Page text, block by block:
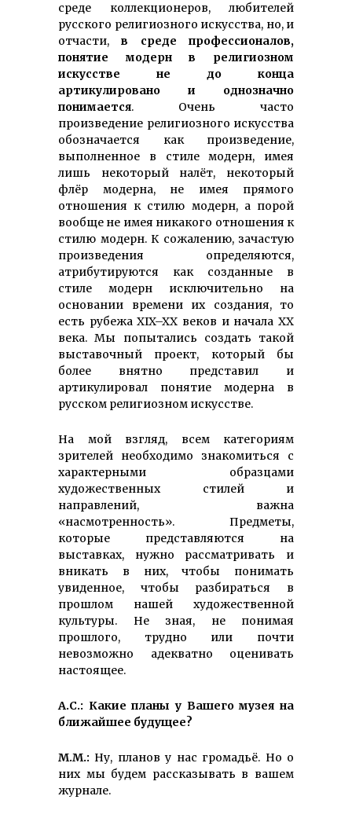
среде коллекционеров, любителей
русского религиозного искусства, но, и
отчасти,в среде профессионалов,
понятие модерн в религиозном
искусстве не до конца
артикулировано и однозначно
понимается. Очень часто
произведение религиозного искусства
обозначается как произведение,
выполненное в стиле модерн, имея
лишь некоторый налёт, некоторый
флёр модерна, не имея прямого
отношения к стилю модерн, а порой
вообще не имея никакого отношения к
стилю модерн. К сожалению, зачастую
произведения определяются,
атрибутируются как созданные в
стиле модерн исключительно на
основании времени их создания, то
есть рубежа XIX–XX веков и начала XX
века. Мы попытались создать такой
выставочный проект, который бы
более внятно представил и
артикулировал понятие модерна в
русском религиозном искусстве.
На мой взгляд, всем категориям
зрителей необходимо знакомиться с
характерными образцами
художественных стилей и
направлений, важна
«насмотренность». Предметы,
которые представляются на
выставках, нужно рассматривать и
вникать в них, чтобы понимать
увиденное, чтобы разбираться в
прошлом нашей художественной
культуры. Не зная, не понимая
прошлого, трудно или почти
невозможно адекватно оценивать
настоящее.
А.С.: Какие планы у Вашего музея на
ближайшее будущее?
М.М.: Ну, планов у нас громадьё. Но о
них мы будем рассказывать в вашем
журнале.